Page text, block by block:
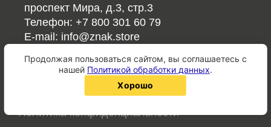
проспект Мира, д.3, стр.3
Телефон: +7 800 301 60 79
E-mail: info@znak.store
Ссылки
Справочник кодов/ГОСТов
QR-код онлайн
Политика конфиденциальности
Продолжая пользоваться сайтом, вы соглашаетесь с
нашей Политикой обработки данных.
хорошо